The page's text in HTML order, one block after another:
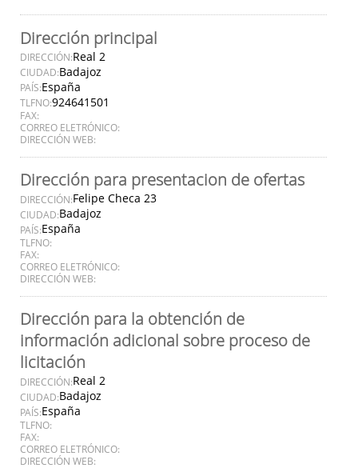
Dirección principal
DIRECCIÓN:Real 2
CIUDAD:Badajoz
PAÍS:España
TLFNO:924641501
FAX:
CORREO ELETRÓNICO:
DIRECCIÓN WEB:
Dirección para presentacion de ofertas
DIRECCIÓN:Felipe Checa 23
CIUDAD:Badajoz
PAÍS:España
TLFNO:
FAX:
CORREO ELETRÓNICO:
DIRECCIÓN WEB:
Dirección para la obtención de
información adicional sobre proceso de
licitación
DIRECCIÓN:Real 2
CIUDAD:Badajoz
PAÍS:España
TLFNO:
FAX:
CORREO ELETRÓNICO:
DIRECCIÓN WEB: